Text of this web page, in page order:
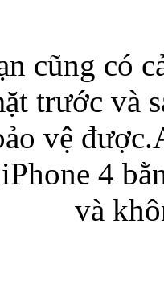
Bao da Samsung
cũng có
trước và
vệ
4
và